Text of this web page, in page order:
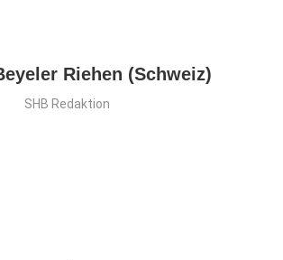
Riehen (Schweiz)
SHB Redaktion